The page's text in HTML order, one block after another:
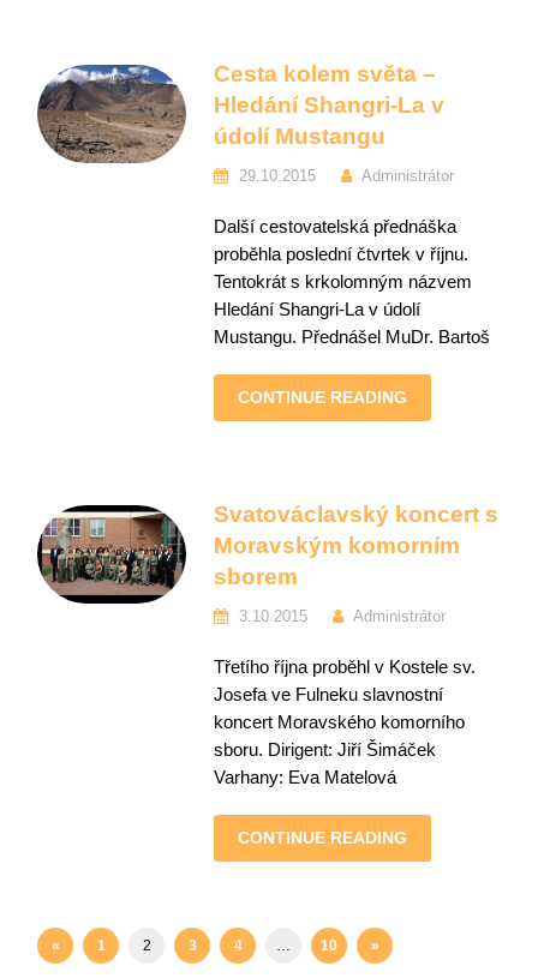
Cesta kolem světa –
Hledání Shangri-La v
údolí Mustangu
29.10.2015 Administrátor
Další cestovatelská přednáška
proběhla poslední čtvrtek v říjnu.
Tentokrát s krkolomným názvem
Hledání Shangri-La v údolí
Mustangu. Přednášel MuDr. Bartoš
CONTINUE READING
Svatováclavský koncert s
Moravským komorním
sborem
3.10.2015 Administrátor
Třetího října proběhl v Kostele sv.
Josefa ve Fulneku slavnostní
koncert Moravského komorního
sboru. Dirigent: Jiří Šimáček
Varhany: Eva Matelová
CONTINUE READING
« 1 2 3 4 … 10 »